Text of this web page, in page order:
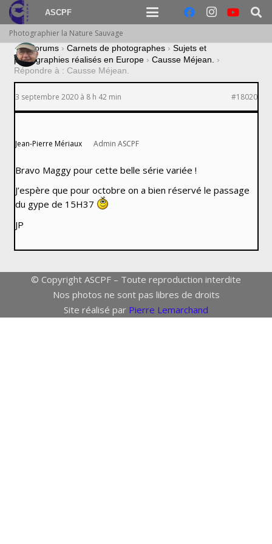
ASCPF
Photographier la Nature Sauvage
› Forums › Carnets de photographes › Sujets et
photographies réalisés en Europe › Causse Méjean. ›
Répondre à : Causse Méjean.
3 septembre 2020 à 8 h 42 min #18020
Jean-Pierre Mériaux Admin ASCPF
Bravo Maggy pour cette belle série variée !
J’espère que pour octobre on a bien réservé le passage
du gype de 15H37
JP
© Copyright ASCPF – Toute reproduction interdite
Nos photos ne sont pas libres de droits
Site réalisé par Pierre Lemarchand